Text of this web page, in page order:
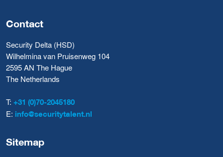
Contact
Security Delta (HSD)
Wilhelmina van Pruisenweg 104
2595 AN The Hague
The Netherlands
T: +31 (0)70-2045180
E: info@securitytalent.nl
Sitemap